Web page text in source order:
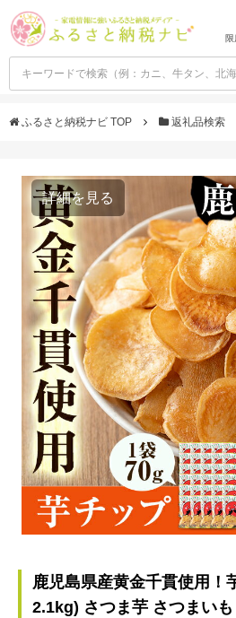
ふるさと納税ナビ TOP 返礼品検索
詳細を見る
鹿児島県産黄金千貫使用！
2.1kg) さつま芋 さつまい